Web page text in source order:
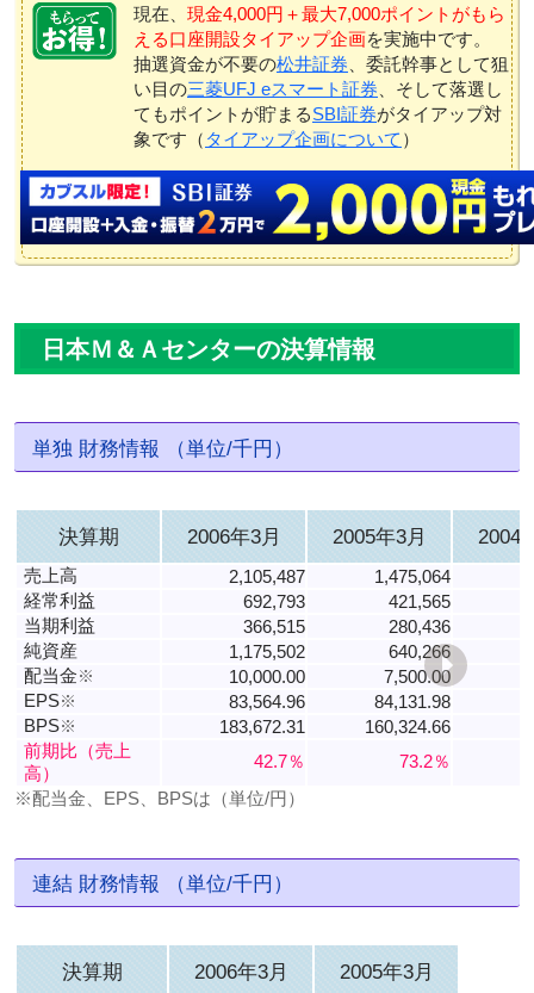
現在、 現金4,000円＋最大7,000ポイントがもら
える口座開設タイアップ企画を実施中です。
抽選資金が不要の松井証券 、委託幹事として狙
い目の三菱UFJ eスマート証券 、そして落選し
てもポイントが貯まるSBI証券がタイアップ対
象です（ タイアップ企画について ）
日本Ｍ＆Ａセンターの決算情報
単独 財務情報 （単位/千円）
決算期 2006年3月 2005年3月 2004
売上高 2,105,487
1,475,064
経常利益
692,793
421,565
当期利益
366,515
280,436
純資産
1,175,502
640,266
配当金※ 10,000.00 7,500.00
EPS※ 83,564.96 84,131.98
BPS※ 183,672.31 160,324.66
前期比（売上
高）
42.7％
73.2％
※配当金、EPS、BPSは（単位/円）
連結 財務情報 （単位/千円）
決算期 2006年3月 2005年3月